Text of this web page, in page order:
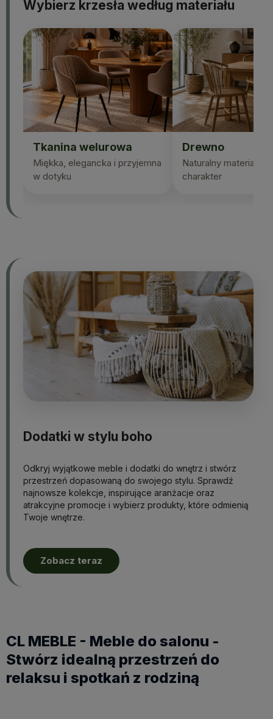
Wybierz krzesła według materiału
Tkanina welurowa
Miękka, elegancka i przyjemna
w dotyku
Drewno
Naturalny materiał i
charakter
Dodatki w stylu boho
Odkryj wyjątkowe meble i dodatki do wnętrz i stwórz
przestrzeń dopasowaną do swojego stylu. Sprawdź
najnowsze kolekcje, inspirujące aranżacje oraz
atrakcyjne promocje i wybierz produkty, które odmienią
Twoje wnętrze.
Zobacz teraz
CL MEBLE - Meble do salonu -
Stwórz idealną przestrzeń do
relaksu i spotkań z rodziną